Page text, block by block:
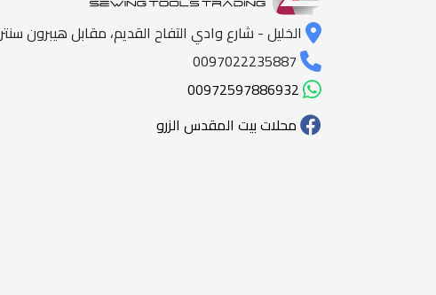
الخليل - شارع وادي التفاح القديم، مقابل هيبرون سنتر A
محلات بيت المقدس الزرو